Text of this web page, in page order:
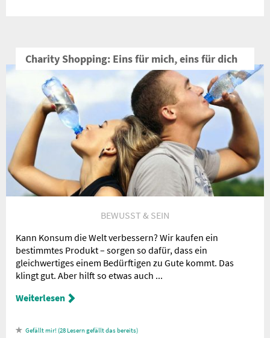
Charity Shopping: Eins für mich, eins für dich
BEWUSST & SEIN
Kann Konsum die Welt verbessern? Wir kaufen ein
bestimmtes Produkt – sorgen so dafür, dass ein
gleichwertiges einem Bedürftigen zu Gute kommt. Das
klingt gut. Aber hilft so etwas auch ...
Weiterlesen
28 Lesern gefällt das